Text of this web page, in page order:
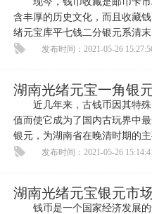
含丰厚的历史文化，而且收藏
绪元宝库平七钱二分银元系清末
发布时间：2021-05-26
湖南光绪元宝一角银
近几年来，古钱币因其特殊
值而使它成为了国内古玩界中
银元，为湖南省在晚清时期的
发布时间：2021-05-26
湖南光绪元宝银元市
钱币是一个国家经济发展的